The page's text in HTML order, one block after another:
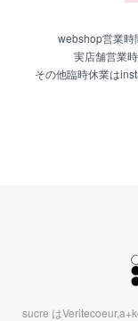
webshop営業
実店舗営業
その他臨時休業は
sucre は